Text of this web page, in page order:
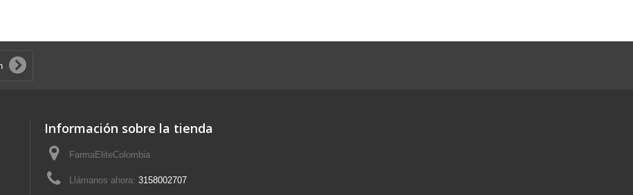
Información sobre la tienda
FarmaEliteColombia
Llámanos ahora: 3158002707